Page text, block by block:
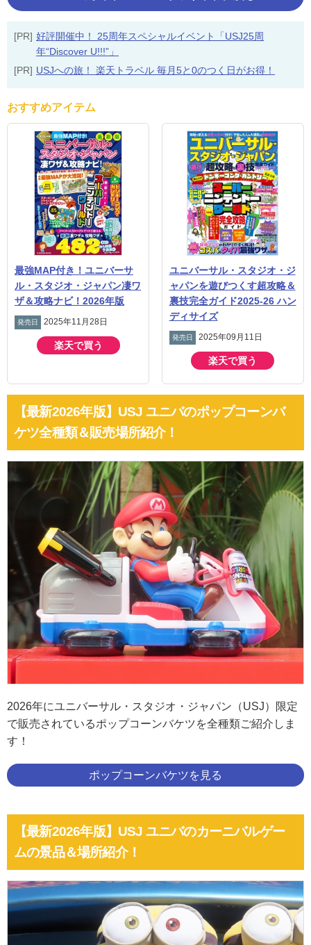
[PR] 好評開催中！ 25周年スペシャルイベント「USJ25周
年“Discover U!!!”」
[PR] USJへの旅！ 楽天トラベル 毎月5と0のつく日がお得！
おすすめアイテム
最強MAP付き！ユニバーサ
ル・スタジオ・ジャパン凄ワ
ザ＆攻略ナビ！2026年版
発売日 2025年11月28日
楽天で買う
ユニバーサル・スタジオ・ジ
ャパンを遊びつくす超攻略＆
裏技完全ガイド2025-26 ハン
ディサイズ
発売日 2025年09月11日
楽天で買う
【最新2026年版】USJ ユニバのポップコーンバ
ケツ全種類＆販売場所紹介！
2026年にユニバーサル・スタジオ・ジャパン（USJ）限定
で販売されているポップコーンバケツを全種類ご紹介しま
す！
ポップコーンバケツを見る
【最新2026年版】USJ ユニバのカーニバルゲー
ムの景品＆場所紹介！